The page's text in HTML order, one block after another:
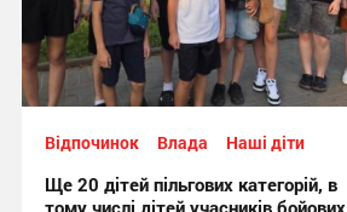
Відпочинок Влада Наші діти
Ще 20 дітей пільгових категорій, в